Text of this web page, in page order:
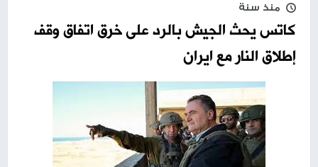
منذ سنة
كاتس يحث الجيش بالرد على خرق اتفاق وقف
إطلاق النار مع ايران